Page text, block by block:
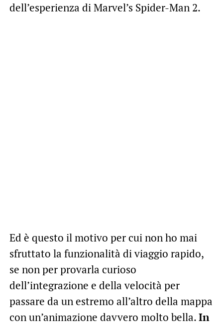
dell’esperienza di Marvel’s Spider-Man 2.
Ed è questo il motivo per cui non ho mai
sfruttato la funzionalità di viaggio rapido,
se non per provarla curioso
dell’integrazione e della velocità per
passare da un estremo all’altro della mappa
con un’animazione davvero molto bella.In